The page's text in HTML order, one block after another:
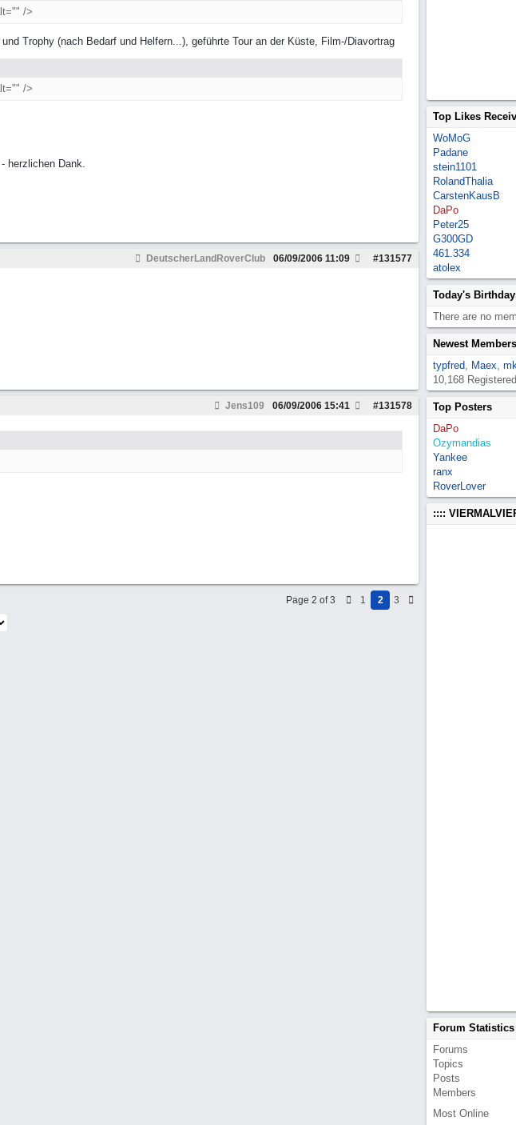
/>
Trophy (nach Bedarf und Helfern...), geführte Tour an der Küste, Film-/Diavortrag
/>
herzlichen Dank.
DeutscherLandRoverClub #131577
06/09/2006 11:09
Jens109 #131578
06/09/2006 15:41
Page 2 of 3 1 2 3
Top Likes
WoMoG
Padane
stein1101
RolandThalia
CarstenKausB
DaPo
Peter25
G300GD
461.334
atolex
Today's
There are no
Newest Members
typfred, Maex,
10,168
Top Posters
DaPo
Ozymandias
Yankee
ranx
RoverLover
::::
Forum Statistics
Forums
Topics
Posts
Members
Most Online